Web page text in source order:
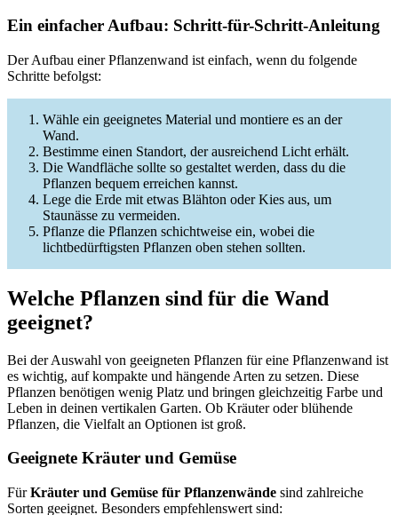
Ein einfacher Aufbau: Schritt-für-Schritt-Anleitung
Der Aufbau einer Pflanzenwand ist einfach, wenn du folgende
Schritte befolgst:
Wähle ein geeignetes Material und montiere es an der
Wand.
Bestimme einen Standort, der ausreichend Licht erhält.
Die Wandfläche sollte so gestaltet werden, dass du die
Pflanzen bequem erreichen kannst.
Lege die Erde mit etwas Blähton oder Kies aus, um
Staunässe zu vermeiden.
Pflanze die Pflanzen schichtweise ein, wobei die
lichtbedürftigsten Pflanzen oben stehen sollten.
Welche Pflanzen sind für die Wand
geeignet?
Bei der Auswahl von geeigneten Pflanzen für eine Pflanzenwand ist
es wichtig, auf kompakte und hängende Arten zu setzen. Diese
Pflanzen benötigen wenig Platz und bringen gleichzeitig Farbe und
Leben in deinen vertikalen Garten. Ob Kräuter oder blühende
Pflanzen, die Vielfalt an Optionen ist groß.
Geeignete Kräuter und Gemüse
FürKräuter und Gemüse für Pflanzenwände sind zahlreiche
Sorten geeignet. Besonders empfehlenswert sind: